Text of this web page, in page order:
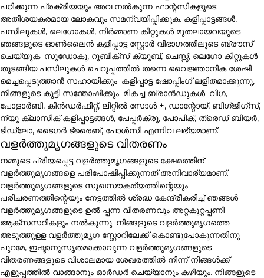
പഠിക്കുന്ന പ്രക്രിയയും അവ നൽകുന്ന ഫാന്റസികളുടെ
അതിശയകരമായ ലോകവും സമന്വയിപ്പിക്കുക. കളിപ്പാട്ടങ്ങൾ,
പസിലുകൾ, ലെഗോകൾ, നിർമ്മാണ കിറ്റുകൾ മുതലായവയുടെ
ഞങ്ങളുടെ ഓൺലൈൻ കളിപ്പാട്ട സ്റ്റോർ വിഭാഗത്തിലൂടെ ബ്രൗസ്
ചെയ്യുക. സുഡോകു, റൂബിക്സ് ക്യൂബ്, ചെസ്സ്, ലെഗോ കിറ്റുകൾ
തുടങ്ങിയ പസിലുകൾ ചെറുപ്പത്തിൽ തന്നെ വൈജ്ഞാനിക ശേഷി
മെച്ചപ്പെടുത്താൻ സഹായിക്കും. കളിപ്പാട്ട ഷോപ്പിംഗ് ലളിതമാക്കുന്നു,
നിങ്ങളുടെ കുട്ടി സന്തോഷിക്കും. മികച്ച ബ്രാൻഡുകൾ: വിഗ,
പോളാർബി, കിൻഡർഫീറ്റ്, ലിറ്റിൽ സോൾ +, ഡാന്റോയ്, ബിഗ്ജിഗ്സ്,
ന്യൂ ക്ലാസിക് കളിപ്പാട്ടങ്ങൾ, പേപ്പർക്രൂ, പോപിക്, ത്രെഡ് ബിയർ,
ടിഡ്ലോ, ടൈഗർ ട്രൈബ്, പോൾസി എന്നിവ ലഭ്യമാണ്.
വളർത്തുമൃഗങ്ങളുടെ വിതരണം
നമ്മുടെ പ്രിയപ്പെട്ട വളർത്തുമൃഗങ്ങളുടെ ക്ഷേമത്തിന്
വളർത്തുമൃഗങ്ങളെ പരിപോഷിപ്പിക്കുന്നത് അനിവാര്യമാണ്.
വളർത്തുമൃഗങ്ങളുടെ സുഖസൗകര്യത്തിന്റെയും
പരിചരണത്തിന്റെയും നേട്ടത്തിൽ ശ്രദ്ധ കേന്ദ്രീകരിച്ച് ഞങ്ങൾ
വളർത്തുമൃഗങ്ങളുടെ ഉൽ പ്പന്ന വിതരണവും അറ്റകുറ്റപ്പണി
ആക്സസറികളും നൽകുന്നു. നിങ്ങളുടെ വളർത്തുമൃഗത്തെ
അടുത്തുള്ള വളർത്തുമൃഗ സ്റ്റോറിലേക്ക് കൊണ്ടുപോകുന്നതിനു
പുറമേ, ഇഷ്ടാനുസൃതമാക്കാവുന്ന വളർത്തുമൃഗങ്ങളുടെ
വിതരണങ്ങളുടെ വിശാലമായ ശേഖരത്തിൽ നിന്ന് നിങ്ങൾക്ക്
എളുപ്പത്തിൽ വാങ്ങാനും ഓർഡർ ചെയ്യാനും കഴിയും. നിങ്ങളുടെ